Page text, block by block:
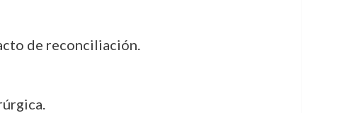
de reconciliación.